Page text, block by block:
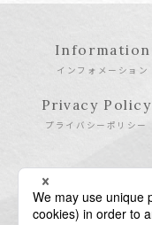
Information
インフォメーション
Privacy Policy
プライバシーポリシー